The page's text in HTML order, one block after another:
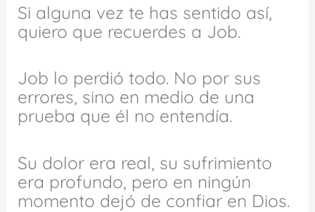
Si alguna vez te has sentido así,
quiero que recuerdes a Job.
Job lo perdió todo. No por sus
errores, sino en medio de una
prueba que él no entendía.
Su dolor era real, su sufrimiento
era profundo, pero en ningún
momento dejó de confiar en Dios.